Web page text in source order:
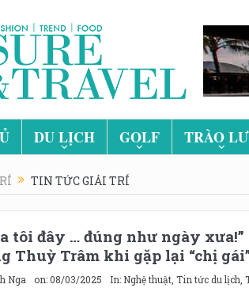
DU LỊCH GOLF TRÀO
TIN TỨC GIẢI TRÍ
tôi đây … đúng như ngày
Thuỳ Trâm khi gặp lại “chị
Nga on:08/03/2025 In: Nghệ thuật, Tin tức du lịch